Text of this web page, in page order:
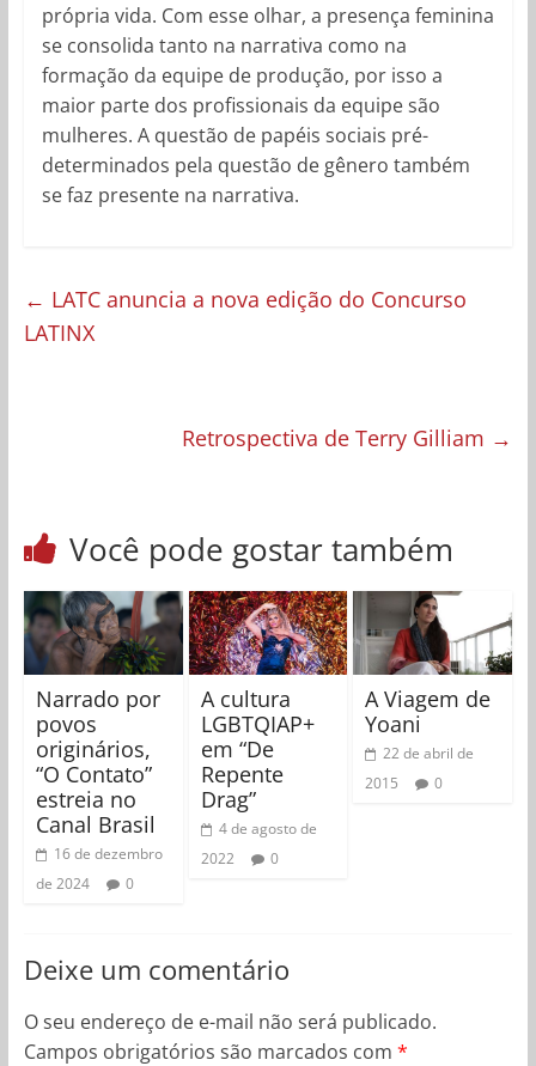
própria vida. Com esse olhar, a presença feminina
se consolida tanto na narrativa como na
formação da equipe de produção, por isso a
maior parte dos profissionais da equipe são
mulheres. A questão de papéis sociais pré-
determinados pela questão de gênero também
se faz presente na narrativa.
← LATC anuncia a nova edição do Concurso
LATINX
Retrospectiva de Terry Gilliam →
Você pode gostar também
Narrado por
povos
originários,
“O Contato”
estreia no
Canal Brasil
16 de dezembro
de 2024
0
A cultura
LGBTQIAP+
em “De
Repente
Drag”
4 de agosto de
2022
0
A Viagem de
Yoani
22 de abril de
2015
0
Deixe um comentário
O seu endereço de e-mail não será publicado.
Campos obrigatórios são marcados com *